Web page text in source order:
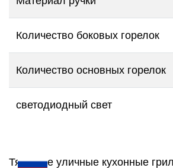
Количество боковых горелок
Количество основных горелок
светодиодный свет
Тяжелые уличные кухонные